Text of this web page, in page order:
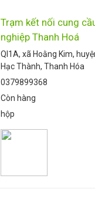
Trạm kết nối cung
nghiệp Thanh Hoá
Ql1A, xã Hoằng Kim,
Hạc Thành, Thanh Hóa
0379899368
Còn hàng
hộp